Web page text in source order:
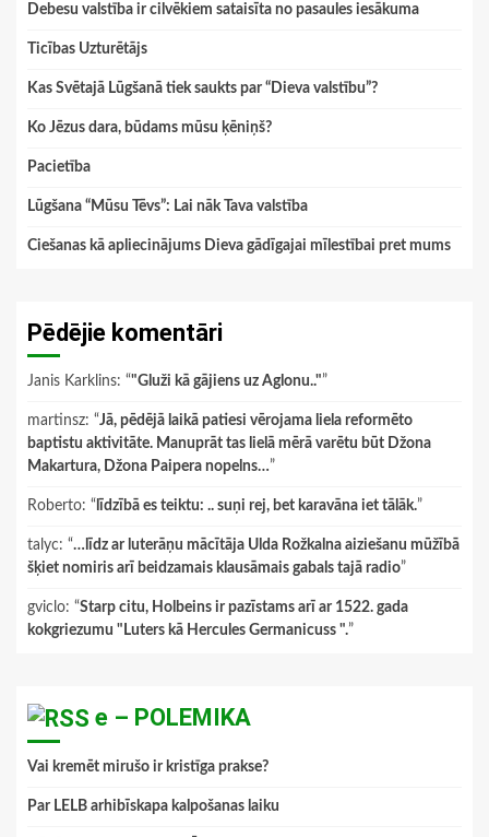
Debesu valstība ir cilvēkiem sataisīta no pasaules iesākuma
Ticības Uzturētājs
Kas Svētajā Lūgšanā tiek saukts par “Dieva valstību”?
Ko Jēzus dara, būdams mūsu ķēniņš?
Pacietība
Lūgšana “Mūsu Tēvs”: Lai nāk Tava valstība
Ciešanas kā apliecinājums Dieva gādīgajai mīlestībai pret mums
Pēdējie komentāri
Janis Karklins: “"Gluži kā gājiens uz Aglonu.."”
martinsz: “Jā, pēdējā laikā patiesi vērojama liela reformēto
baptistu aktivitāte. Manuprāt tas lielā mērā varētu būt Džona
Makartura, Džona Paipera nopelns…”
Roberto: “ līdzībā es teiktu: .. suņi rej, bet karavāna iet tālāk.”
talyc: “…līdz ar luterāņu mācītāja Ulda Rožkalna aiziešanu mūžībā
šķiet nomiris arī beidzamais klausāmais gabals tajā radio”
gviclo: “Starp citu, Holbeins ir pazīstams arī ar 1522. gada
kokgriezumu "Luters kā Hercules Germanicuss ".”
e – POLEMIKA
Vai kremēt mirušo ir kristīga prakse?
Par LELB arhibīskapa kalpošanas laiku